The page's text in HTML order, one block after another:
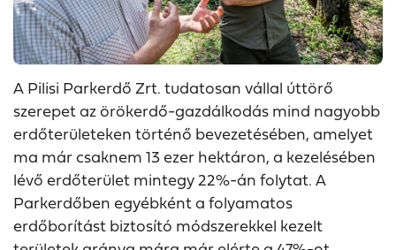
A Pilisi Parkerdő Zrt. tudatosan vállal úttörő
szerepet az örökerdő-gazdálkodás mind nagyobb
erdőterületeken történő bevezetésében, amelyet
ma már csaknem 13 ezer hektáron, a kezelésében
lévő erdőterület mintegy 22%-án folytat. A
Parkerdőben egyébként a folyamatos
erdőborítást biztosító módszerekkel kezelt